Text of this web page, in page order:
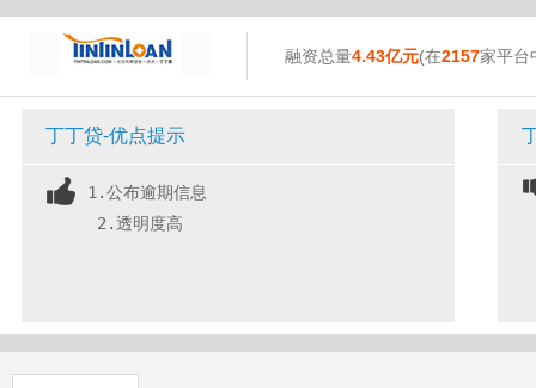
融资总量4.43亿元(在2157家平台
丁丁贷-优点提示
1.公布逾期信息
2.透明度高